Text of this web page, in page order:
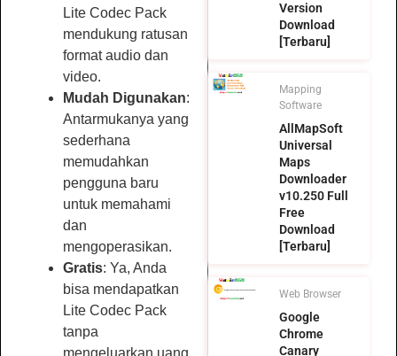
Lite Codec Pack
mendukung ratusan
format audio dan
video.
Mudah Digunakan:
Antarmukanya yang
sederhana
memudahkan
pengguna baru
untuk memahami
dan
mengoperasikan.
Gratis: Ya, Anda
bisa mendapatkan
Lite Codec Pack
tanpa
mengeluarkan uang
Version
Download
[Terbaru]
Mapping
Software
AllMapSoft
Universal
Maps
Downloader
v10.250 Full
Free
Download
[Terbaru]
Web Browser
Google
Chrome
Canary